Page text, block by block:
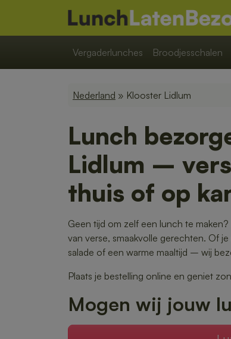
Vergaderlunches Broodjesschalen
Nederland » Klooster Lidlum
Lunch
Lidlum –
thuis of op
Geen tijd om zelf een lunch te
van verse, smaakvolle gerechten. Of
salade of een warme maaltijd – wij
Plaats je bestelling online en geniet
Mogen wij jouw